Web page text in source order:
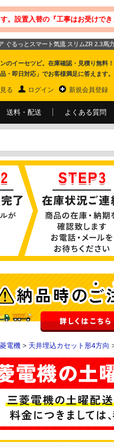
。設置入替の『工事はお受けで
ぐるっとスマート気流 スリムZR 2.3馬
のイーセツビ。在庫確認・見積り無料！
品・即日対応」でお客様満足に答えます。
る ログイン 新規会員登録
送料・配送 よくある質問
電機 > 天井埋込カセット形4方向